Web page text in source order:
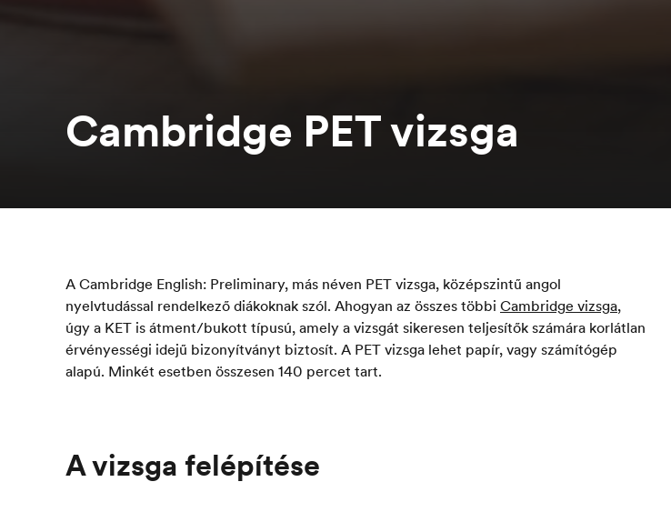
Cambridge PET vizsga
A Cambridge English: Preliminary, más néven PET vizsga, középszintű angol
nyelvtudással rendelkező diákoknak szól. Ahogyan az összes többi Cambridge vizsga,
úgy a KET is átment/bukott típusú, amely a vizsgát sikeresen teljesítők számára korlátlan
érvényességi idejű bizonyítványt biztosít. A PET vizsga lehet papír, vagy számítógép
alapú. Minkét esetben összesen 140 percet tart.
A vizsga felépítése